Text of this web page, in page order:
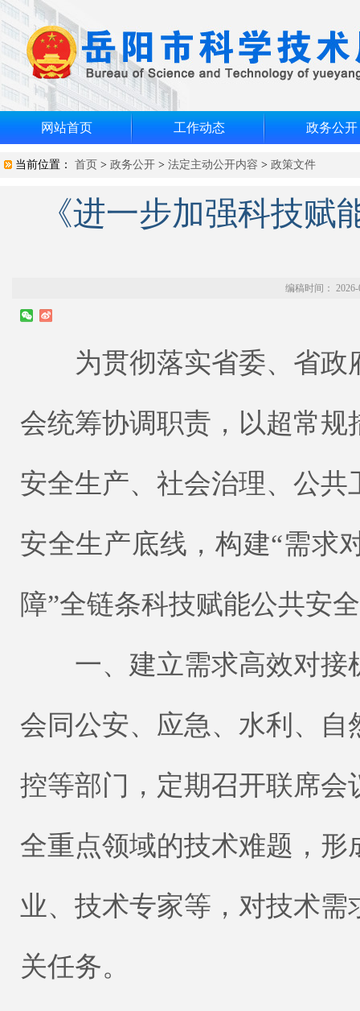
网站首页 工作动态 政务公开
当前位置： 首页 > 政务公开 > 法定主动公开内容 > 政策文件
《进一步加强科技
编稿时间：
为贯彻落实省委、省政
会统筹协调职责，以超常
安全生产、社会治理、公
安全生产底线，构建“需求
障”全链条科技赋能公共安
一、建立需求高效对接
会同公安、应急、水利、
控等部门，定期召开联席
全重点领域的技术难题，
业、技术专家等，对技术
关任务。